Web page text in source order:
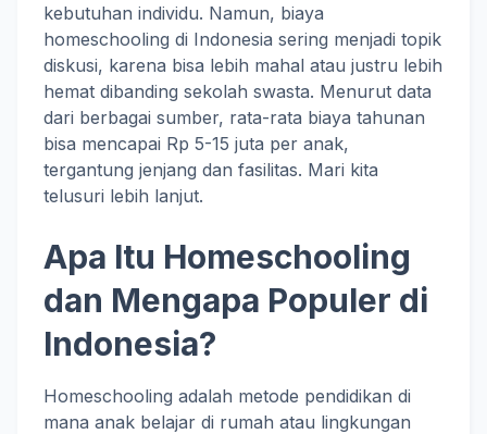
kebutuhan individu. Namun, biaya
homeschooling di Indonesia sering menjadi topik
diskusi, karena bisa lebih mahal atau justru lebih
hemat dibanding sekolah swasta. Menurut data
dari berbagai sumber, rata-rata biaya tahunan
bisa mencapai Rp 5-15 juta per anak,
tergantung jenjang dan fasilitas. Mari kita
telusuri lebih lanjut.
Apa Itu Homeschooling
dan Mengapa Populer di
Indonesia?
Homeschooling adalah metode pendidikan di
mana anak belajar di rumah atau lingkungan